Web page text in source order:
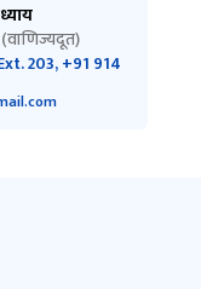
203, +91 914